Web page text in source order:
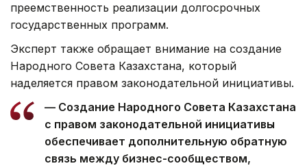
преемственность реализации долгосрочных
государственных программ.
Эксперт также обращает внимание на создание
Народного Совета Казахстана, который
наделяется правом законодательной инициативы.
— Создание Народного Совета Казахстана
с правом законодательной инициативы
обеспечивает дополнительную обратную
связь между бизнес-сообществом,